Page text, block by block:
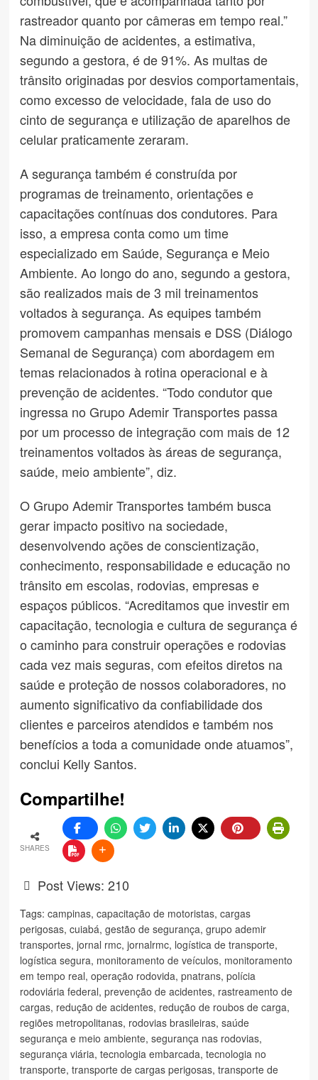
rastreador quanto por câmeras em tempo real.”
Na diminuição de acidentes, a estimativa,
segundo a gestora, é de 91%. As multas de
trânsito originadas por desvios comportamentais,
como excesso de velocidade, fala de uso do
cinto de segurança e utilização de aparelhos de
celular praticamente zeraram.
A segurança também é construída por
programas de treinamento, orientações e
capacitações contínuas dos condutores. Para
isso, a empresa conta como um time
especializado em Saúde, Segurança e Meio
Ambiente. Ao longo do ano, segundo a gestora,
são realizados mais de 3 mil treinamentos
voltados à segurança. As equipes também
promovem campanhas mensais e DSS (Diálogo
Semanal de Segurança) com abordagem em
temas relacionados à rotina operacional e à
prevenção de acidentes. “Todo condutor que
ingressa no Grupo Ademir Transportes passa
por um processo de integração com mais de 12
treinamentos voltados às áreas de segurança,
saúde, meio ambiente”, diz.
O Grupo Ademir Transportes também busca
gerar impacto positivo na sociedade,
desenvolvendo ações de conscientização,
conhecimento, responsabilidade e educação no
trânsito em escolas, rodovias, empresas e
espaços públicos. “Acreditamos que investir em
capacitação, tecnologia e cultura de segurança é
o caminho para construir operações e rodovias
cada vez mais seguras, com efeitos diretos na
saúde e proteção de nossos colaboradores, no
aumento significativo da confiabilidade dos
clientes e parceiros atendidos e também nos
benefícios a toda a comunidade onde atuamos”,
conclui Kelly Santos.
Compartilhe!
SHARES
Post Views: 210
Tags: campinas, capacitação de motoristas, cargas
perigosas, cuiabá, gestão de segurança, grupo ademir
transportes, jornal rmc, jornalrmc, logística de transporte,
logística segura, monitoramento de veículos, monitoramento
em tempo real, operação rodovida, pnatrans, polícia
rodoviária federal, prevenção de acidentes, rastreamento de
cargas, redução de acidentes, redução de roubos de carga,
regiões metropolitanas, rodovias brasileiras, saúde
segurança e meio ambiente, segurança nas rodovias,
segurança viária, tecnologia embarcada, tecnologia no
transporte, transporte de cargas perigosas, transporte de